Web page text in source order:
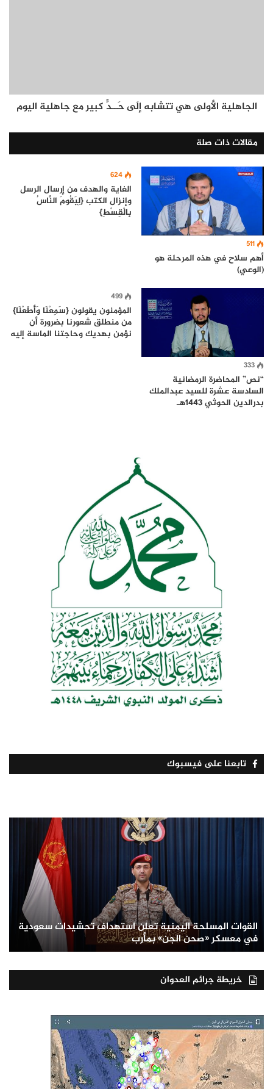
الجاهلية الأولى هي تتشابه إلَى حَــدٍّ كبير مع جاهلية اليوم
مقالات ذات صلة
511
أهم سلاح في هذه المرحلة هو
(الوعي)
624
الغاية والهدف من إرسال الرسل
وإنزال الكتب {لِيَقُومَ النَّاسُ
بِالْقِسْطِ}
333
“نص” المحاضرة الرمضانية
السادسة عشرة للسيد عبدالملك
بدرالدين الحوثي 1443هـ
499
المؤمنون يقولون {سَمِعْنَا وَأَطَعْنَا}
من منطلق شعورنا بضرورة أن
نؤمن بهديك وحاجتنا الماسة إليه
تابعنا على فيسبوك
القوات المسلحة اليمنية تعلن استهداف تحشيدات سعودية
في معسكر «صحن الجن» بمأرب
خريطة جرائم العدوان